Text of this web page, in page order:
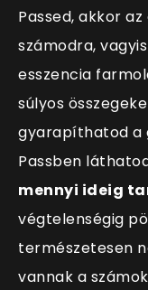
Passed, akkor
számodra,
esszencia
súlyos
gyarapíthatod a
Passben
mennyi ideig
végtelenségig
természetesen
vannak a